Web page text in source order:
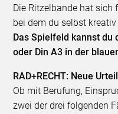
Die Ritzelbande hat sich
bei dem du selbst
Das Spielfeld kannst du
oder Din A3 in der
RAD+RECHT: Neue
Ob mit Berufung,
zwei der drei folgenden